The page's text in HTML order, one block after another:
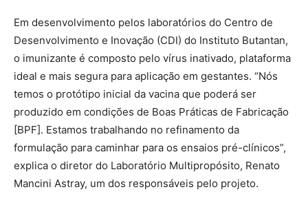
Em desenvolvimento pelos laboratórios do Centro de
Desenvolvimento e Inovação (CDI) do Instituto Butantan,
o imunizante é composto pelo vírus inativado, plataforma
ideal e mais segura para aplicação em gestantes. “Nós
temos o protótipo inicial da vacina que poderá ser
produzido em condições de Boas Práticas de Fabricação
[BPF]. Estamos trabalhando no refinamento da
formulação para caminhar para os ensaios pré-clínicos”,
explica o diretor do Laboratório Multipropósito, Renato
Mancini Astray, um dos responsáveis pelo projeto.